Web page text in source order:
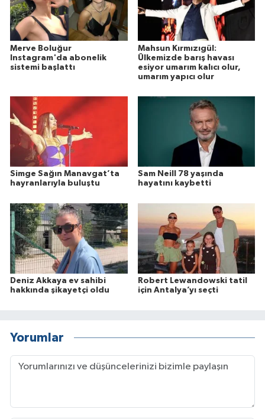
Merve Boluğur
Instagram'da abonelik
sistemi başlattı
Mahsun Kırmızıgül:
Ülkemizde barış havası
esiyor umarım kalıcı olur,
umarım yapıcı olur
Simge Sağın Manavgat’ta
hayranlarıyla buluştu
Sam Neill 78 yaşında
hayatını kaybetti
Deniz Akkaya ev sahibi
hakkında şikayetçi oldu
Robert Lewandowski tatil
için Antalya’yı seçti
Yorumlar